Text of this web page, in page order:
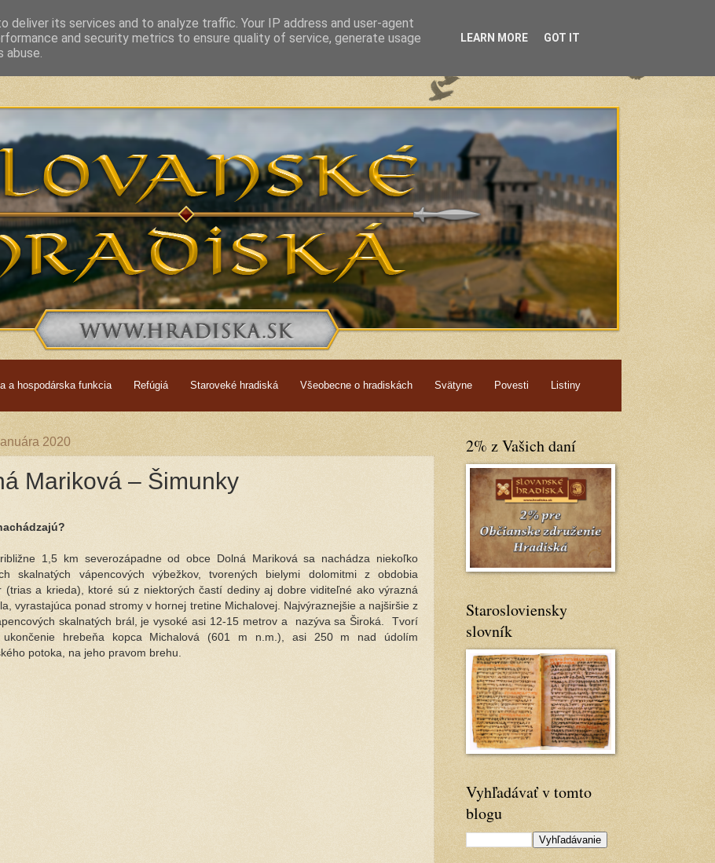
and related countries from 7th to 10th Century
a hospodárska funkcia Refúgiá Staroveké hradiská Všeobecne o hradiskách Svätyne Povesti Listiny
2020
Mariková – Šimunky
1,5 km severozápadne od obce Dolná Mariková sa nachádza niekoľko
skalnatých vápencových výbežkov, tvorených bielymi dolomitmi z obdobia
(trias a krieda), ktoré sú z niektorých častí dediny aj dobre viditeľné ako výrazná
vyrastajúca ponad stromy v hornej tretine Michalovej. Najvýraznejšie a najširšie z
skalnatých brál, je vysoké asi 12-15 metrov a
nazýva sa Široká.
Tvorí
ukončenie hrebeňa kopca Michalová (601 m n.m.), asi 250 m nad údolím
potoka, na jeho pravom brehu.
2% z Vašich daní
Starosloviensky
slovník
Vyhľadávať v tomto
blogu
deliver its services and to analyze traffic. Your IP address and user-agent
and security metrics to ensure quality of service, generate usage
abuse.
LEARN MORE GOT IT